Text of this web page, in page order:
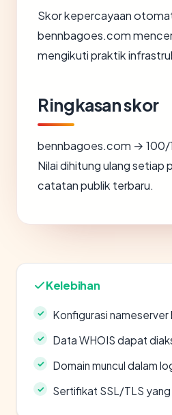
Skor kepercayaan
bennbagoes.com
mengikuti praktik
Ringkasan skor
bennbagoes.com → 100/
Nilai dihitung ulang setiap
catatan publik terbaru.
Kelebihan
Konfigurasi nameserver
Data WHOIS dapat
Domain muncul dalam
Sertifikat SSL/TLS yang